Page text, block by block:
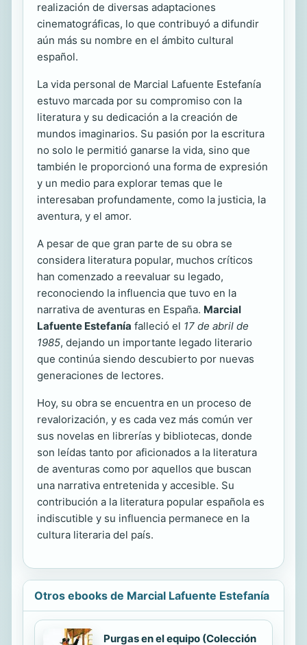
realización de diversas adaptaciones
cinematográficas, lo que contribuyó a difundir
aún más su nombre en el ámbito cultural
español.
La vida personal de Marcial Lafuente Estefanía
estuvo marcada por su compromiso con la
literatura y su dedicación a la creación de
mundos imaginarios. Su pasión por la escritura
no solo le permitió ganarse la vida, sino que
también le proporcionó una forma de expresión
y un medio para explorar temas que le
interesaban profundamente, como la justicia, la
aventura, y el amor.
A pesar de que gran parte de su obra se
considera literatura popular, muchos críticos
han comenzado a reevaluar su legado,
reconociendo la influencia que tuvo en la
narrativa de aventuras en España. Marcial
Lafuente Estefanía falleció el 17 de abril de
1985, dejando un importante legado literario
que continúa siendo descubierto por nuevas
generaciones de lectores.
Hoy, su obra se encuentra en un proceso de
revalorización, y es cada vez más común ver
sus novelas en librerías y bibliotecas, donde
son leídas tanto por aficionados a la literatura
de aventuras como por aquellos que buscan
una narrativa entretenida y accesible. Su
contribución a la literatura popular española es
indiscutible y su influencia permanece en la
cultura literaria del país.
Otros ebooks de Marcial Lafuente Estefanía
Purgas en el equipo (Colección